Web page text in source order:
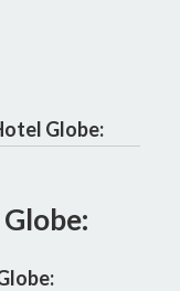
Globe: